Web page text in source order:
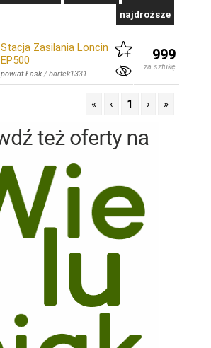
najdroższe
Stacja Zasilania Loncin
EP500
powiat Łask/bartek1331
999
za sztukę
« ‹ 1 › »